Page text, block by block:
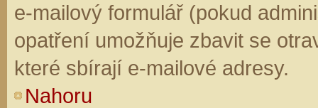
e-mailový formulář (pokud
opatření umožňuje zbavit se
které sbírají e-mailové adresy.
Nahoru